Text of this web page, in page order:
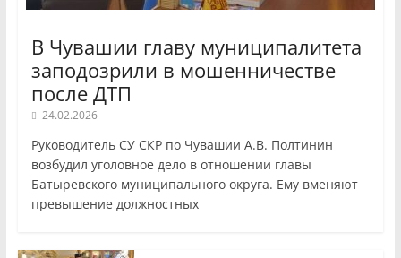
В Чувашии главу муниципалитета
заподозрили в мошенничестве
после ДТП
24.02.2026
Руководитель СУ СКР по Чувашии А.В. Полтинин
возбудил уголовное дело в отношении главы
Батыревского муниципального округа. Ему вменяют
превышение должностных